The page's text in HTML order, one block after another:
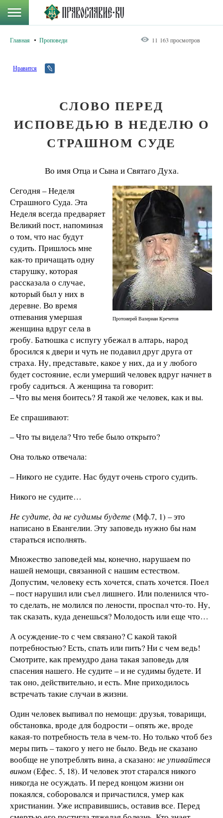
Главная Проповеди 11 163 просмотров
Нравится
СЛОВО ПЕРЕД
ИСПОВЕДЬЮ В НЕДЕЛЮ О
СТРАШНОМ СУДЕ
Во имя Отца и Сына и Святаго Духа.
Протоиерей Валериан Кречетов
Сегодня – Неделя
Страшного Суда. Эта
Неделя всегда предваряет
Великий пост, напоминая
о том, что нас будут
судить. Пришлось мне
как-то причащать одну
старушку, которая
рассказала о случае,
который был у них в
деревне. Во время
отпевания умершая
женщина вдруг села в
гробу. Батюшка с испугу убежал в алтарь, народ
бросился к двери и чуть не подавил друг друга от
страха. Ну, представьте, какое у них, да и у любого
будет состояние, если умерший человек вдруг начнет в
гробу садиться. А женщина та говорит:
– Что вы меня боитесь? Я такой же человек, как и вы.
Ее спрашивают:
– Что ты видела? Что тебе было открыто?
Она только отвечала:
– Никого не судите. Нас будут очень строго судить.
Никого не судите…
Не судите, да не судимы будете(Мф.7, 1) – это
написано в Евангелии. Эту заповедь нужно бы нам
стараться исполнять.
Множество заповедей мы, конечно, нарушаем по
нашей немощи, связанной с нашим естеством.
Допустим, человеку есть хочется, спать хочется. Поел
– пост нарушил или съел лишнего. Или поленился что-
то сделать, не молился по лености, проспал что-то. Ну,
так сказать, куда денешься? Молодость или еще что…
А осуждение-то с чем связано? С какой такой
потребностью? Есть, спать или пить? Ни с чем ведь!
Смотрите, как премудро дана такая заповедь для
спасения нашего. Не судите – и не судимы будете. И
так оно, действительно, и есть. Мне приходилось
встречать такие случаи в жизни.
Один человек выпивал по немощи: друзья, товарищи,
обстановка, вроде для бодрости – опять же, вроде
какая-то потребность тела в чем-то. Но только чтоб без
меры пить – такого у него не было. Ведь не сказано
вообще не употреблять вина, а сказано: не упивайтеся
вином(Ефес. 5, 18). И человек этот старался никого
никогда не осуждать. И перед концом жизни он
покаялся, соборовался и причастился, умер как
христианин. Уже исправившись, оставив все. Перед